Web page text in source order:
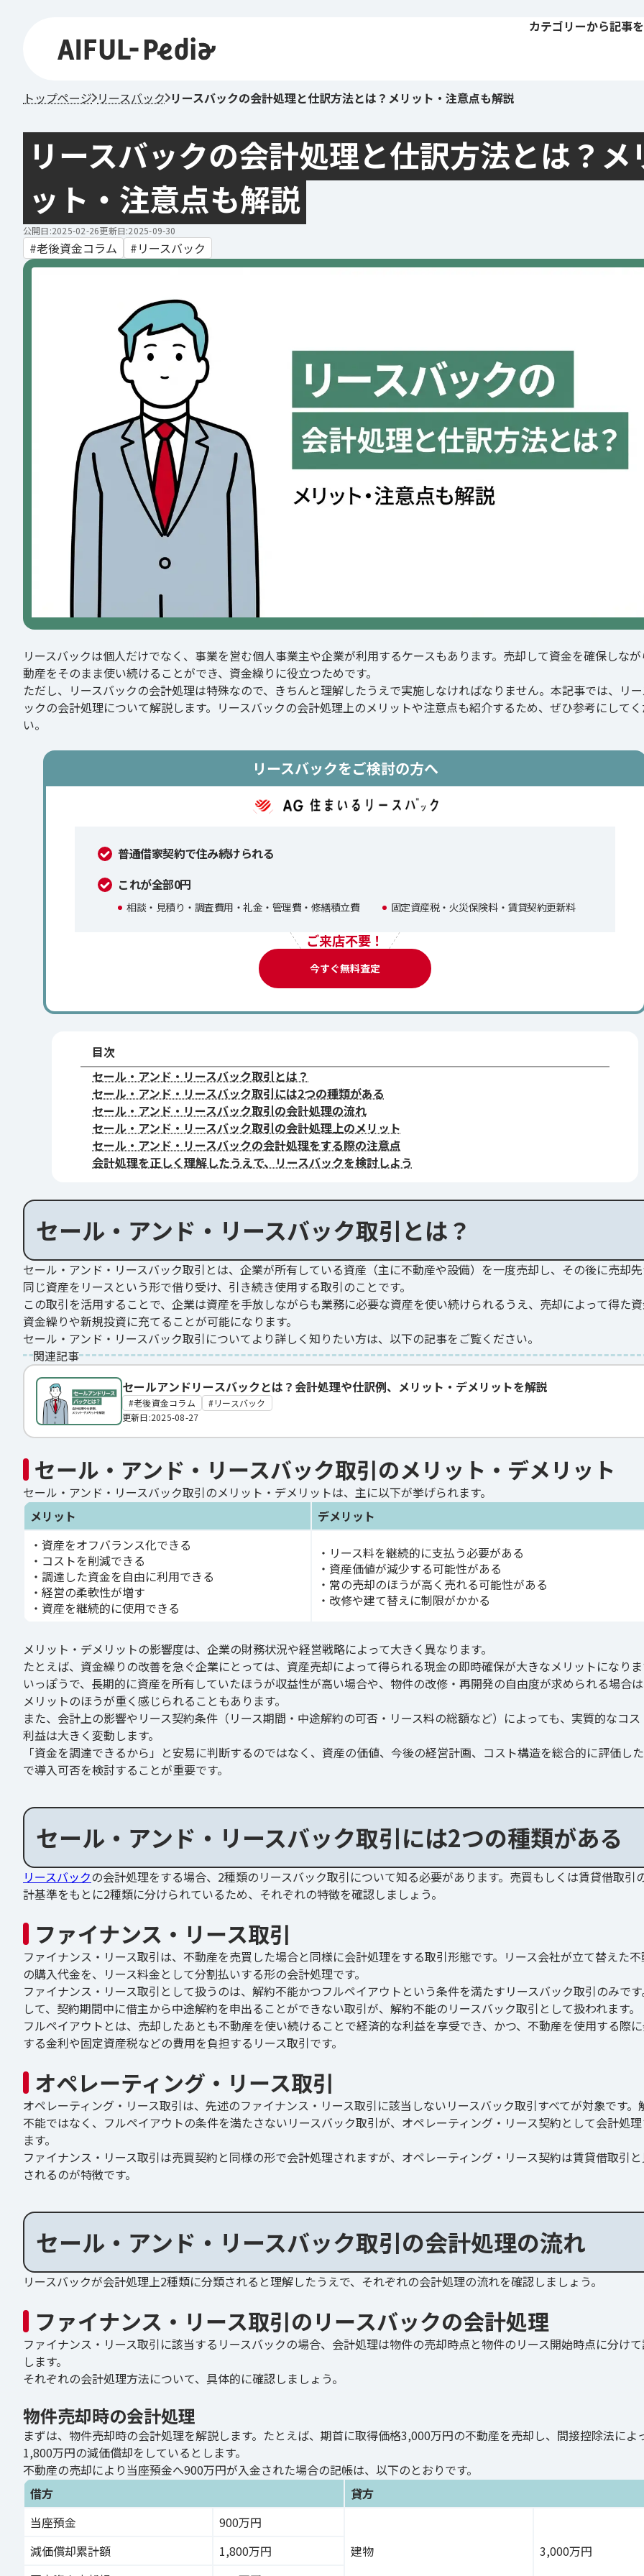
カテゴリーから記事
トップページ リースバック リースバックの会計処理と仕訳方法とは？メリット・注意点も解説
リースバックの会計処理と仕訳方法とは？メ
ット・注意点も解説
公開日:2025-02-26更新日:2025-09-30
老後資金コラム リースバック
リースバックは個人だけでなく、事業を営む個人事業主や企業が利用するケースもあります。売却して資金を確保しな
動産をそのまま使い続けることができ、資金繰りに役立つためです。
ただし、リースバックの会計処理は特殊なので、きちんと理解したうえで実施しなければなりません。本記事では、リ
ックの会計処理について解説します。リースバックの会計処理上のメリットや注意点も紹介するため、ぜひ参考にして
い。
リースバックをご検討の方へ
普通借家契約で住み続けられる
これが全部0円
相談・見積り・調査費用・礼金・管理費・修繕積立費 固定資産税・火災保険料・賃貸契約更新料
ご来店不要！
今すぐ無料査定
目次
セール・アンド・リースバック取引とは？
セール・アンド・リースバック取引には2つの種類がある
セール・アンド・リースバック取引の会計処理の流れ
セール・アンド・リースバック取引の会計処理上のメリット
セール・アンド・リースバックの会計処理をする際の注意点
会計処理を正しく理解したうえで、リースバックを検討しよう
セール・アンド・リースバック取引とは？
セール・アンド・リースバック取引とは、企業が所有している資産（主に不動産や設備）を一度売却し、その後に売却
同じ資産をリースという形で借り受け、引き続き使用する取引のことです。
この取引を活用することで、企業は資産を手放しながらも業務に必要な資産を使い続けられるうえ、売却によって得た
資金繰りや新規投資に充てることが可能になります。
セール・アンド・リースバック取引についてより詳しく知りたい方は、以下の記事をご覧ください。
関連記事
セールアンドリースバックとは？会計処理や仕訳例、メリット・デメリットを解説
老後資金コラム
リースバック
更新日:2025-08-27
セール・アンド・リースバック取引のメリット・デメリット
セール・アンド・リースバック取引のメリット・デメリットは、主に以下が挙げられます。
メリット
デメリット
・資産をオフバランス化できる
・コストを削減できる
・調達した資金を自由に利用できる
・経営の柔軟性が増す
・資産を継続的に使用できる
・リース料を継続的に支払う必要がある
・資産価値が減少する可能性がある
・常の売却のほうが高く売れる可能性がある
・改修や建て替えに制限がかかる
メリット・デメリットの影響度は、企業の財務状況や経営戦略によって大きく異なります。
たとえば、資金繰りの改善を急ぐ企業にとっては、資産売却によって得られる現金の即時確保が大きなメリットになり
いっぽうで、長期的に資産を所有していたほうが収益性が高い場合や、物件の改修・再開発の自由度が求められる場合
メリットのほうが重く感じられることもあります。
また、会計上の影響やリース契約条件（リース期間・中途解約の可否・リース料の総額など）によっても、実質的なコス
利益は大きく変動します。
「資金を調達できるから」と安易に判断するのではなく、資産の価値、今後の経営計画、コスト構造を総合的に評価し
で導入可否を検討することが重要です。
セール・アンド・リースバック取引には2つの種類がある
リースバックの会計処理をする場合、2種類のリースバック取引について知る必要があります。売買もしくは賃貸借取引
計基準をもとに2種類に分けられているため、それぞれの特徴を確認しましょう。
ファイナンス・リース取引
ファイナンス・リース取引は、不動産を売買した場合と同様に会計処理をする取引形態です。リース会社が立て替えた
の購入代金を、リース料金として分割払いする形の会計処理です。
ファイナンス・リース取引として扱うのは、解約不能かつフルペイアウトという条件を満たすリースバック取引のみで
して、契約期間中に借主から中途解約を申出ることができない取引が、解約不能のリースバック取引として扱われます。
フルペイアウトとは、売却したあとも不動産を使い続けることで経済的な利益を享受でき、かつ、不動産を使用する際
する金利や固定資産税などの費用を負担するリース取引です。
オペレーティング・リース取引
オペレーティング・リース取引は、先述のファイナンス・リース取引に該当しないリースバック取引すべてが対象です。
不能ではなく、フルペイアウトの条件を満たさないリースバック取引が、オペレーティング・リース契約として会計処
ます。
ファイナンス・リース取引は売買契約と同様の形で会計処理されますが、オペレーティング・リース契約は賃貸借取引
されるのが特徴です。
セール・アンド・リースバック取引の会計処理の流れ
リースバックが会計処理上2種類に分類されると理解したうえで、それぞれの会計処理の流れを確認しましょう。
ファイナンス・リース取引のリースバックの会計処理
ファイナンス・リース取引に該当するリースバックの場合、会計処理は物件の売却時点と物件のリース開始時点に分け
します。
それぞれの会計処理方法について、具体的に確認しましょう。
物件売却時の会計処理
まずは、物件売却時の会計処理を解説します。たとえば、期首に取得価格3,000万円の不動産を売却し、間接控除法によ
1,800万円の減価償却をしているとします。
不動産の売却により当座預金へ900万円が入金された場合の記帳は、以下のとおりです。
借方
貸方
当座預金
900万円
建物
3,000万円
減価償却累計額
1,800万円